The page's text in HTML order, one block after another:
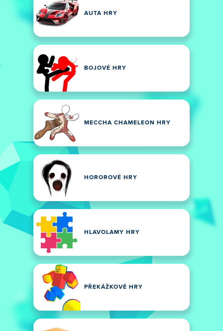
AUTA HRY
BOJOVÉ HRY
MECCHA CHAMELEON HRY
HOROROVÉ HRY
HLAVOLAMY HRY
PŘEKÁŽKOVÉ HRY